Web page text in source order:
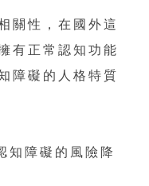
關性，在國外這
有正常認知功能
障礙的人格特質
知障礙的風險降